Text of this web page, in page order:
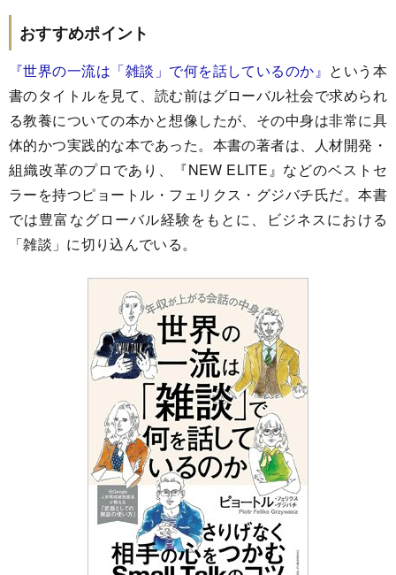
おすすめポイント
『世界の一流は「雑談」で何を話しているのか』 という本
書のタイトルを見て、読む前はグローバル社会で求められ
る教養についての本かと想像したが、その中身は非常に具
体的かつ実践的な本であった。本書の著者は、人材開発・
組織改革のプロであり、『NEW ELITE』などのベストセ
ラーを持つピョートル・フェリクス・グジバチ氏だ。本書
では豊富なグローバル経験をもとに、ビジネスにおける
「雑談」に切り込んでいる。